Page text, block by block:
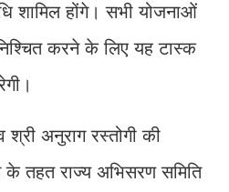
शामिल होंगे। सभी योजनाओं
करने के लिए यह टास्क
अनुराग रस्तोगी की
के तहत राज्य अभिसरण समिति